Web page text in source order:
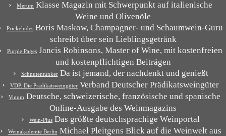
Merum Klasse Magazin mit Schwerpunkt auf italienische
Weine und Olivenöle
PrickelndesBoris Maskow, Champagner- und Schaumwein-Guru
schreibt über sein Lieblingsgetränk
Purple PagesJancis Robinsons, Master of Wine, mit kostenfreien
und kostenpflichtigen Beiträgen
SchnutentunkerDa ist jemand, der nachdenkt und genießt
VDP. Die Prädikatsweingüter Verband Deutscher Prädikatsweingüter
Vinum Deutsche, schweizerische, französische und spanische
Online-Ausgabe des Weinmagazins
Wein-Plus Das größte deutschsprachige Weinportal
Weinakademie Berlin Michael Pleitgens Blick auf die Weinwelt aus